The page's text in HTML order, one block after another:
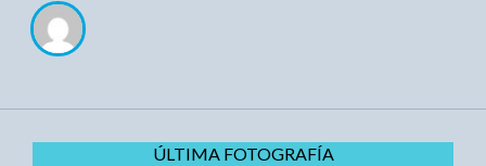
ÚLTIMA FOTOGRAFÍA